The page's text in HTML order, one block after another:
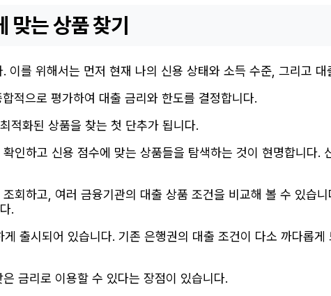
맞는 상품 찾기
. 이를 위해서는 먼저 현재 나의 신용 상태와 소득 수준, 그리고
적으로 평가하여 대출 금리와 한도를 결정합니다.
적화된 상품을 찾는 첫 단추가 됩니다.
인하고 신용 점수에 맞는 상품들을 탐색하는 것이 현명합니다.
회하고, 여러 금융기관의 대출 상품 조건을 비교해 볼 수 있습
.
게 출시되어 있습니다. 기존 은행권의 대출 조건이 다소 까다롭
금리로 이용할 수 있다는 장점이 있습니다.